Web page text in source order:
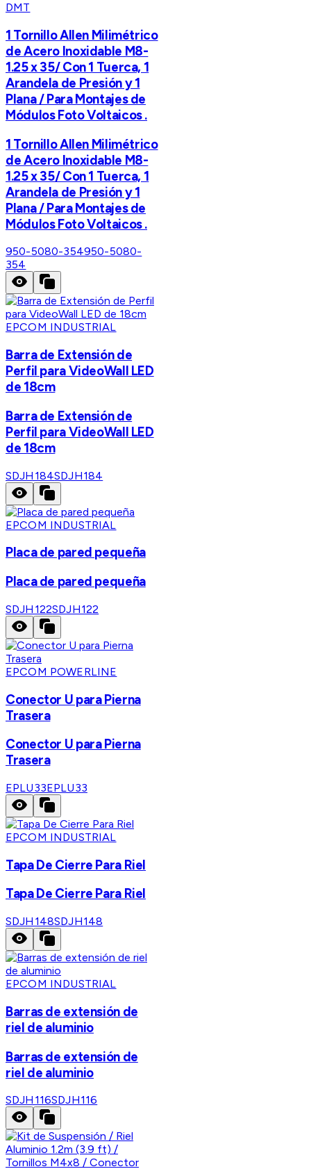
DMT
1 Tornillo Allen Milimétrico
de Acero Inoxidable M8-
1.25 x 35/ Con 1 Tuerca, 1
Arandela de Presión y 1
Plana / Para Montajes de
Módulos Foto Voltaicos .
1 Tornillo Allen Milimétrico
de Acero Inoxidable M8-
1.25 x 35/ Con 1 Tuerca, 1
Arandela de Presión y 1
Plana / Para Montajes de
Módulos Foto Voltaicos .
950-5080-354950-5080-
354
EPCOM INDUSTRIAL
Barra de Extensión de
Perfil para VideoWall LED
de 18cm
Barra de Extensión de
Perfil para VideoWall LED
de 18cm
SDJH184SDJH184
EPCOM INDUSTRIAL
Placa de pared pequeña
Placa de pared pequeña
SDJH122SDJH122
EPCOM POWERLINE
Conector U para Pierna
Trasera
Conector U para Pierna
Trasera
EPLU33EPLU33
EPCOM INDUSTRIAL
Tapa De Cierre Para Riel
Tapa De Cierre Para Riel
SDJH148SDJH148
EPCOM INDUSTRIAL
Barras de extensión de
riel de aluminio
Barras de extensión de
riel de aluminio
SDJH116SDJH116